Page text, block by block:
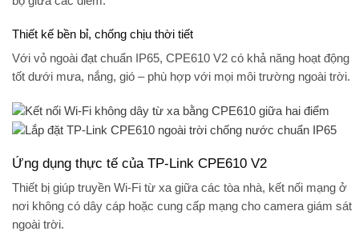
Thiết kế bền bỉ, chống chịu thời tiết
Với vỏ ngoài đạt chuẩn
IP65, CPE610 V2 có khả năng hoạt động
tốt dưới mưa, nắng, gió – phù hợp với mọi môi trường ngoài trời.
Ứng dụng thực tế của TP-Link CPE610 V2
Thiết bị giúp truyền Wi-Fi từ xa giữa các tòa nhà, kết nối mạng ở
nơi không có dây cáp hoặc cung cấp mạng cho camera giám sát
ngoài trời.